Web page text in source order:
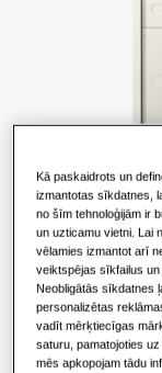
DZĪVOJAMO
Kas ir
Kas ir
darbojas?
Viesnīcām
Gaisa
RISINĀJUMI
Gaisa
Produkti
Hero
Par
JAUDA: 61.6KW
Kā paskaidrots un
izmantotas sīkdatnes,
no šīm tehnoloģijām ir
un uzticamu vietni. Lai
vēlamies izmantot arī
veiktspējas sīkfailus
Neobligātās sīkdatnes
personalizētas
vadīt mērķtiecīgas
saturu, pamatojoties
mēs apkopojam tādu